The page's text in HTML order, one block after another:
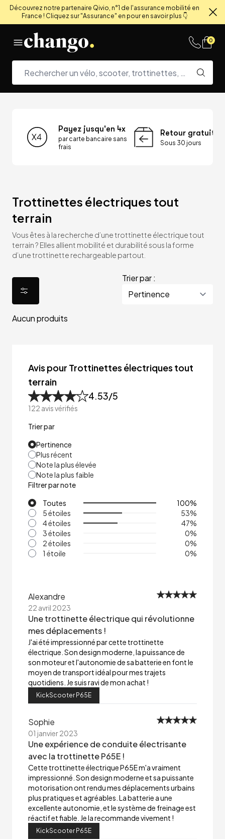
Découvrez notre partenaire Qivio, n°1 de l'assurance mobilité en
France ! Cliquez sur "Assurance" en pour en savoir plus 👇
0
Payez jusqu'en 4x
par carte bancaire sans
frais
Retour gratuit
Sous 30 jours
Trottinettes électriques tout
terrain
Vous êtes à la recherche d’une trottinette électrique tout
terrain ? Elles allient mobilité et durabilité sous la forme
d’une trottinette rechargeable partout.
Trier par :
Aucun produits
Avis pour Trottinettes électriques tout
terrain
4.53/5
122 avis vérifiés
Trier par
Pertinence
Plus récent
Note la plus élevée
Note la plus faible
Filtrer par note
Toutes
100%
5 étoiles
53%
4 étoiles
47%
3 étoiles
0%
2 étoiles
0%
1 étoile
0%
Alexandre
22 avril 2023
Une trottinette électrique qui révolutionne
mes déplacements !
J'ai été impressionné par cette trottinette
électrique. Son design moderne, la puissance de
son moteur et l'autonomie de sa batterie en font le
moyen de transport idéal pour mes trajets
quotidiens. Je suis ravi de mon achat !
KickScooter P65E
Sophie
01 janvier 2023
Une expérience de conduite électrisante
avec la trottinette P65E !
Cette trottinette électrique P65E m'a vraiment
impressionné. Son design moderne et sa puissante
motorisation ont rendu mes déplacements urbains
plus pratiques et agréables. La batterie a une
excellente autonomie, et le système de freinage est
réactif et fiable. Je la recommande vivement !
KickScooter P65E